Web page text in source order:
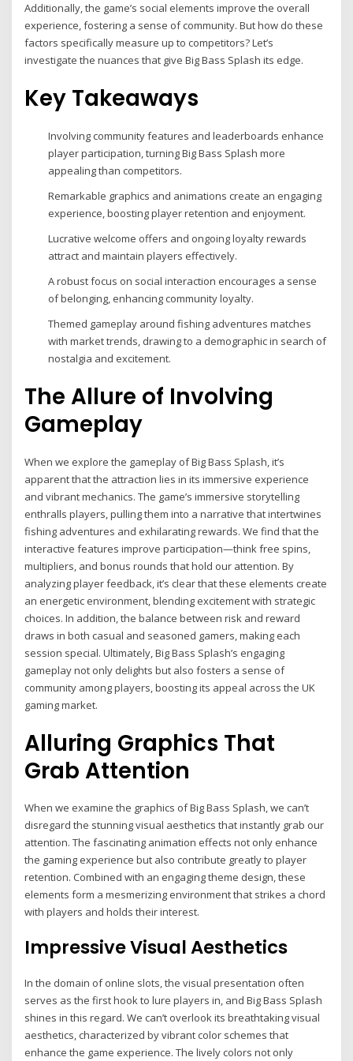
Additionally, the game’s social elements improve the overall
experience, fostering a sense of community. But how do these
factors specifically measure up to competitors? Let’s
investigate the nuances that give Big Bass Splash its edge.
Key Takeaways
Involving community features and leaderboards enhance
player participation, turning Big Bass Splash more
appealing than competitors.
Remarkable graphics and animations create an engaging
experience, boosting player retention and enjoyment.
Lucrative welcome offers and ongoing loyalty rewards
attract and maintain players effectively.
A robust focus on social interaction encourages a sense
of belonging, enhancing community loyalty.
Themed gameplay around fishing adventures matches
with market trends, drawing to a demographic in search of
nostalgia and excitement.
The Allure of Involving
Gameplay
When we explore the gameplay of Big Bass Splash, it’s
apparent that the attraction lies in its immersive experience
and vibrant mechanics. The game’s immersive storytelling
enthralls players, pulling them into a narrative that intertwines
fishing adventures and exhilarating rewards. We find that the
interactive features improve participation—think free spins,
multipliers, and bonus rounds that hold our attention. By
analyzing player feedback, it’s clear that these elements create
an energetic environment, blending excitement with strategic
choices. In addition, the balance between risk and reward
draws in both casual and seasoned gamers, making each
session special. Ultimately, Big Bass Splash’s engaging
gameplay not only delights but also fosters a sense of
community among players, boosting its appeal across the UK
gaming market.
Alluring Graphics That
Grab Attention
When we examine the graphics of Big Bass Splash, we can’t
disregard the stunning visual aesthetics that instantly grab our
attention. The fascinating animation effects not only enhance
the gaming experience but also contribute greatly to player
retention. Combined with an engaging theme design, these
elements form a mesmerizing environment that strikes a chord
with players and holds their interest.
Impressive Visual Aesthetics
In the domain of online slots, the visual presentation often
serves as the first hook to lure players in, and Big Bass Splash
shines in this regard. We can’t overlook its breathtaking visual
aesthetics, characterized by vibrant color schemes that
enhance the game experience. The lively colors not only